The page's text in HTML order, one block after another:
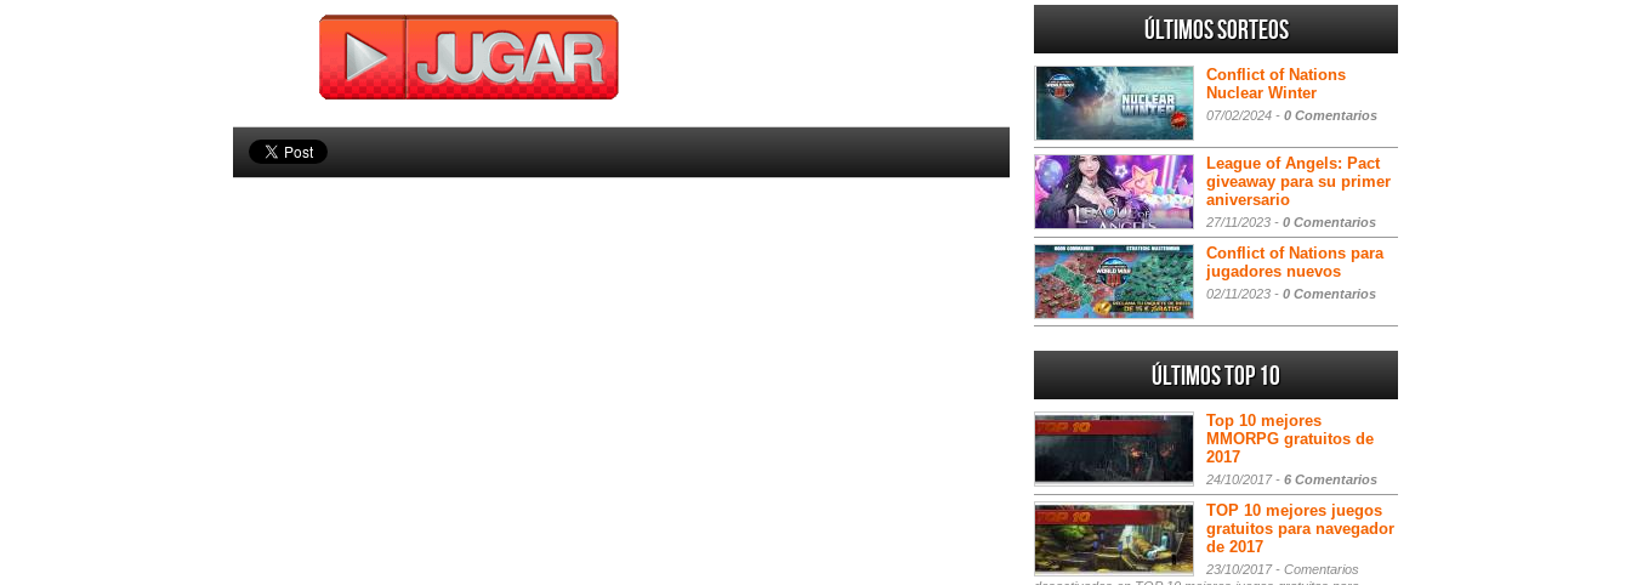
Últimos sorteos
Conflict of Nations
Nuclear Winter
07/02/2024 - 0 Comentarios
League of Angels: Pact
giveaway para su primer
aniversario
27/11/2023 - 0 Comentarios
Conflict of Nations para
jugadores nuevos
02/11/2023 - 0 Comentarios
Últimos Top 10
Top 10 mejores
MMORPG gratuitos de
2017
24/10/2017 - 6 Comentarios
TOP 10 mejores juegos
gratuitos para navegador
de 2017
23/10/2017 - Comentarios